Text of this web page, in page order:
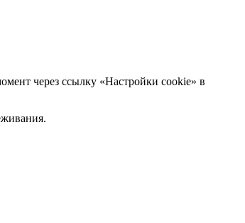
через ссылку «Настройки cookie» в